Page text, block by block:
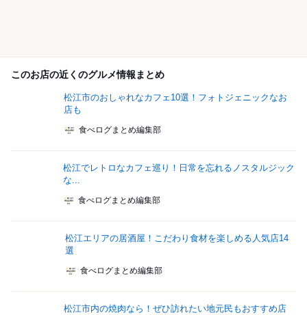
このお店の近くのグルメ情報まとめ
松江市のおしゃれなカフェ10選！フォトジェニックなお
店も
食べログまとめ編集部
松江でレトロなカフェ巡り！日常を忘れるノスタルジック
な...
食べログまとめ編集部
松江エリアの居酒屋！こだわり食材を楽しめる人気店14
選
食べログまとめ編集部
松江市内の焼肉なら！ぜひ訪れたい地元民もおすすめ店